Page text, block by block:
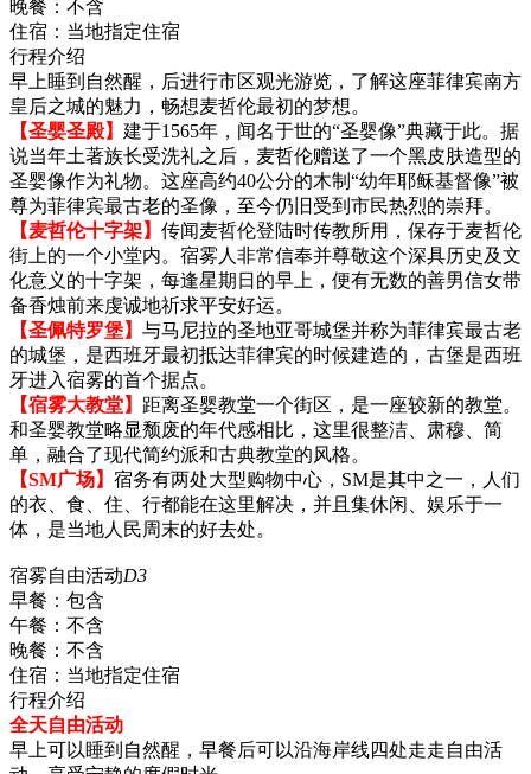
晚餐： 不含
住宿： 当地指定住宿
行程介绍
早上睡到自然醒，后进行市区观光游览，了解这座菲律宾南方
皇后之城的魅力，畅想麦哲伦最初的梦想。
【圣婴圣殿】 建于1565年，闻名于世的“圣婴像”典藏于此。据
说当年土著族长受洗礼之后，麦哲伦赠送了一个黑皮肤造型的
圣婴像作为礼物。这座高约40公分的木制“幼年耶稣基督像”被
尊为菲律宾最古老的圣像，至今仍旧受到市民热烈的崇拜。
【麦哲伦十字架】 传闻麦哲伦登陆时传教所用，保存于麦哲伦
街上的一个小堂内。宿雾人非常信奉并尊敬这个深具历史及文
化意义的十字架，每逢星期日的早上，便有无数的善男信女带
备香烛前来虔诚地祈求平安好运。
【圣佩特罗堡】 与马尼拉的圣地亚哥城堡并称为菲律宾最古老
的城堡，是西班牙最初抵达菲律宾的时候建造的，古堡是西班
牙进入宿雾的首个据点。
【宿雾大教堂】 距离圣婴教堂一个街区，是一座较新的教堂。
和圣婴教堂略显颓废的年代感相比，这里很整洁、肃穆、简
单，融合了现代简约派和古典教堂的风格。
【SM广场】 宿务有两处大型购物中心，SM是其中之一，人们
的衣、食、住、行都能在这里解决，并且集休闲、娱乐于一
体，是当地人民周末的好去处。
宿雾自由活动D3
早餐： 包含
午餐： 不含
晚餐： 不含
住宿： 当地指定住宿
行程介绍
全天自由活动
早上可以睡到自然醒，早餐后可以沿海岸线四处走走自由活